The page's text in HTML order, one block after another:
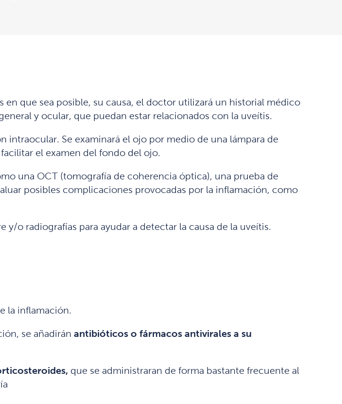
que sea posible, su causa, el doctor utilizará un historial médico
y ocular, que puedan estar relacionados con la uveítis.
intraocular. Se examinará el ojo por medio de una lámpara de
el examen del fondo del ojo.
una OCT (tomografía de coherencia óptica), una prueba de
posibles complicaciones provocadas por la inflamación, como
y/o radiografías para ayudar a detectar la causa de la uveítis.
la inflamación.
se añadirán antibióticos o fármacos antivirales a su
que se administraran de forma bastante frecuente al